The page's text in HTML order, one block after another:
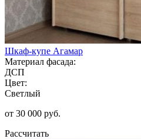
Шкаф-купе Агамар
Материал фасада:
ДСП
Цвет:
Светлый
от 30 000 руб.
Рассчитать